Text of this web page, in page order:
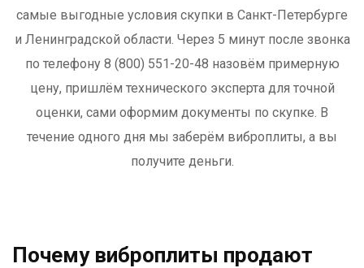
самые выгодные условия скупки в Санкт-Петербурге
и Ленинградской области. Через 5 минут после звонка
по телефону 8 (800) 551-20-48 назовём примерную
цену, пришлём технического эксперта для точной
оценки, сами оформим документы по скупке. В
течение одного дня мы заберём виброплиты, а вы
получите деньги.
Почему виброплиты продают